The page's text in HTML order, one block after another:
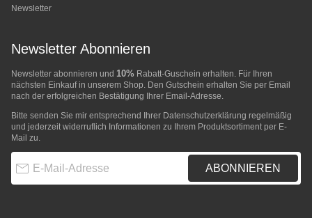
Newsletter
Newsletter Abonnieren
Newsletter abonnieren und 10% Rabatt-Guschein erhalten. Für Ihren
nächsten Einkauf in unserem Shop. Den Gutschein erhalten Sie per Email
nach der erfolgreichen Bestätigung Ihrer Email-Adresse.
Bitte senden Sie mir entsprechend Ihrer Datenschutzerklärung regelmäßig
und jederzeit widerruflich Informationen zu Ihrem Produktsortiment per E-
Mail zu.
ABONNIEREN